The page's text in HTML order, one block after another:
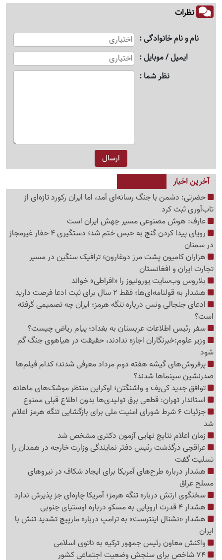
نظرات
نام و نام خانوادگی
ایمیل / موبایل
نظر شما
آخرین اخبار
حضرتی: دشمن با جنگ رسانه‌ای آمد، اما ایران رکورد تازه‌ای از
تاب‌آوری ثبت کرد
عارف: هوش مصنوعی مسیر جهش ایران است
رویای پیدا کردن گنج به حبس ختم شد؛ دستگیری 4 حفار غیرمجاز
در سمنان
هزاران کامیون پشت مرز دوغارون؛ ترافیک سنگین در مسیر
تجارت ایران و افغانستان
بلاروس وب‌سایت یورونیوز را «افراطی» خواند
هشدار به قولنامه‌ای‌ها؛ فقط 2 سال برای ثبت ادعا فرصت دارید
ادعای جنجالی ونس درباره تنگه هرمز؛ ایران چه تصمیمی گرفته
است؟
سفر رئیس اطلاعات عربستان به بغداد؛ پیام ریاض چیست؟
وزیر علوم:خبرنگاران اجازه ندادند، حقیقت در هیاهوی جنگ گم
شود
پرفروش‌های گیشه هفته دوم مرداد معرفی شدند؛ کدام فیلم‌ها
صدرنشین سینماها شدند؟
توافق جدید کی‌یف و واشنگتن؛ اوکراین منتظر موشک‌های ماهانه
استاندار تهران: قطعی برق تولیدی‌ها بدون اطلاع قبلی ممنوع
جزئیات 6 شرط شورای امنیت ملی برای بازگشایی تنگه هرمز اعلام
شد
زمان اعلام نتایج نهایی آزمون دکتری مشخص شد
عراقچی درگذشت رئیس دفتر نمایندگی وزارت خارجه در همدان را
تسلیت گفت
هشدار درباره طرح‌های آمریکا برای ایجاد شکاف در نیروهای
مسلح عراق
سخنگوی ارتش درباره تنگه هرمز؛ آمریکا چاره‌ای جز پذیرش ندارد
هشدار 4 قدرت اروپایی به مسکو درباره اوستیای جنوبی
هشدار «نشنال اینترست» به ترامپ درباره مارپیچ تشدید تنش با
ایران
واکنش معاون رئیس جمهور ترکیه به ناتوی اسلامی